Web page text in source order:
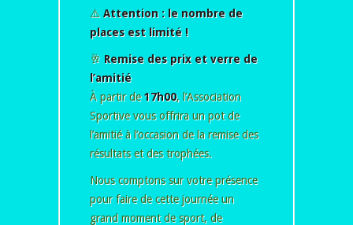
⚠️ Attention : le nombre de
places est limité !
🥂 Remise des prix et verre de
l’amitié
À partir de17h00, l’Association
Sportive vous offrira un pot de
l’amitié à l’occasion de la remise des
résultats et des trophées.
Nous comptons sur votre présence
pour faire de cette journée un
grand moment de sport, de